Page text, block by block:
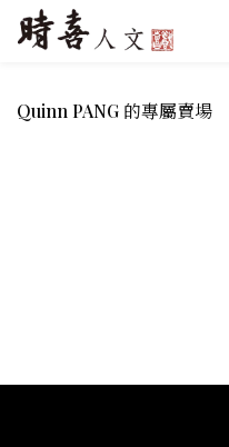
Quinn PANG 的專屬賣場